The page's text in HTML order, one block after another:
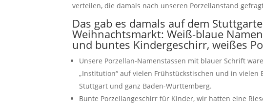
verteilen, die damals nach unseren Porzellanstand
Das gab es damals auf dem
Weihnachtsmarkt: Weiß-blaue
und buntes Kindergeschirr, weißes
Unsere Porzellan-Namenstassen mit blauer Schrift
„Institution“ auf vielen Frühstückstischen und in vielen
Stuttgart und ganz Baden-Württemberg.
Bunte Porzellangeschirr für Kinder, wir hatten eine